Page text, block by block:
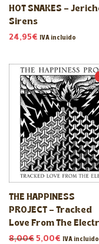
HOT SNAKES –
Sirens
24,95€ IVA incluido
THE HAPPINESS
PROJECT – Tracked
Love From The
8,00€ El precio
5,00€ El precio
IVA incluido